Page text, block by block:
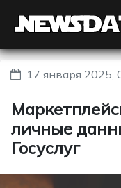
17 января 2025,
личные
Госуслуг